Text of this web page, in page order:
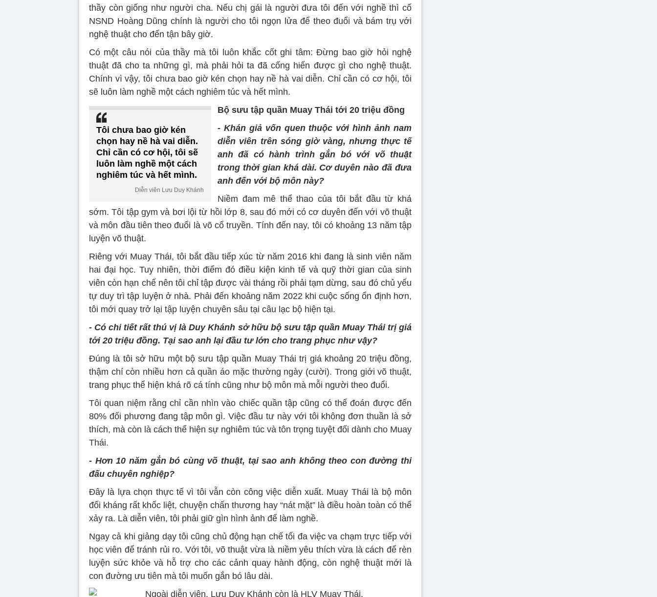
thầy còn giống như người cha. Nếu chị gái là người đưa tôi đến với nghề thì cố
NSND Hoàng Dũng chính là người cho tôi ngọn lửa để theo đuổi và bám trụ với
nghệ thuật cho đến tận bây giờ.
Có một câu nói của thầy mà tôi luôn khắc cốt ghi tâm: Đừng bao giờ hỏi nghệ
thuật đã cho ta những gì, mà phải hỏi ta đã cống hiến được gì cho nghệ thuật.
Chính vì vậy, tôi chưa bao giờ kén chọn hay nề hà vai diễn. Chỉ cần có cơ hội, tôi
sẽ luôn làm nghề một cách nghiêm túc và hết mình.
Tôi chưa bao giờ kén
chọn hay nề hà vai diễn.
Chỉ cần có cơ hội, tôi sẽ
luôn làm nghề một cách
nghiêm túc và hết mình.
Diễn viên Lưu Duy Khánh
Bộ sưu tập quần Muay Thái tới 20 triệu đồng
- Khán giả vốn quen thuộc với hình ảnh nam
diễn viên trên sóng giờ vàng, nhưng thực tế
anh đã có hành trình gắn bó với võ thuật
trong thời gian khá dài. Cơ duyên nào đã đưa
anh đến với bộ môn này?
Niềm đam mê thể thao của tôi bắt đầu từ khá
sớm. Tôi tập gym và bơi lội từ hồi lớp 8, sau đó mới có cơ duyên đến với võ thuật
và môn đầu tiên theo đuổi là võ cổ truyền. Tính đến nay, tôi có khoảng 13 năm tập
luyện võ thuật.
Riêng với Muay Thái, tôi bắt đầu tiếp xúc từ năm 2016 khi đang là sinh viên năm
hai đại học. Tuy nhiên, thời điểm đó điều kiện kinh tế và quỹ thời gian của sinh
viên còn hạn chế nên tôi chỉ tập được vài tháng rồi phải tạm dừng, sau đó chủ yếu
tự duy trì tập luyện ở nhà. Phải đến khoảng năm 2022 khi cuộc sống ổn định hơn,
tôi mới quay trở lại tập luyện chuyên sâu tại câu lạc bộ hiện tại.
- Có chi tiết rất thú vị là Duy Khánh sở hữu bộ sưu tập quần Muay Thái trị giá
tới 20 triệu đồng. Tại sao anh lại đầu tư lớn cho trang phục như vậy?
Đúng là tôi sở hữu một bộ sưu tập quần Muay Thái trị giá khoảng 20 triệu đồng,
thậm chí còn nhiều hơn cả quần áo mặc thường ngày (cười). Trong giới võ thuật,
trang phục thể hiện khá rõ cá tính cũng như bộ môn mà mỗi người theo đuổi.
Tôi quan niệm rằng chỉ cần nhìn vào chiếc quần tập cũng có thể đoán được đến
80% đối phương đang tập môn gì. Việc đầu tư này với tôi không đơn thuần là sở
thích, mà còn là cách thể hiện sự nghiêm túc và tôn trọng tuyệt đối dành cho Muay
Thái.
- Hơn 10 năm gắn bó cùng võ thuật, tại sao anh không theo con đường thi
đấu chuyên nghiệp?
Đây là lựa chọn thực tế vì tôi vẫn còn công việc diễn xuất. Muay Thái là bộ môn
đối kháng rất khốc liệt, chuyện chấn thương hay “nát mặt” là điều hoàn toàn có thể
xảy ra. Là diễn viên, tôi phải giữ gìn hình ảnh để làm nghề.
Ngay cả khi giảng dạy tôi cũng chủ động hạn chế tối đa việc va chạm trực tiếp với
học viên để tránh rủi ro. Với tôi, võ thuật vừa là niềm yêu thích vừa là cách để rèn
luyện sức khỏe và hỗ trợ cho các cảnh quay hành động, còn nghệ thuật mới là
con đường ưu tiên mà tôi muốn gắn bó lâu dài.